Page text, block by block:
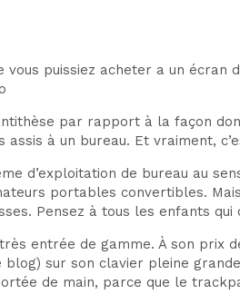
puissiez acheter a un écran
par rapport à la façon
assis à un bureau. Et vraiment,
d’exploitation de bureau au
portables convertibles.
Pensez à tous les enfants
entrée de gamme. À son
sur son clavier pleine
de main, parce que le